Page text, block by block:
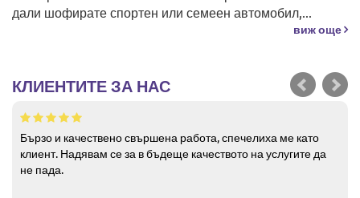
дали шофирате спортен или семеен автомобил,...
виж още
КЛИЕНТИТЕ ЗА НАС
Бързо и качествено свършена работа, спечелиха ме като
клиент. Надявам се за в бъдеще качеството на услугите да
не пада.